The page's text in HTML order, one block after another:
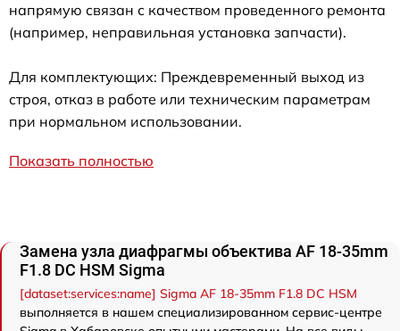
напрямую связан с качеством проведенного ремонта
(например, неправильная установка запчасти).
Для комплектующих: Преждевременный выход из
строя, отказ в работе или техническим параметрам
при нормальном использовании.
Показать полностью
Замена узла диафрагмы объектива AF 18-35mm
F1.8 DC HSM Sigma
[dataset:services:name] Sigma AF 18-35mm F1.8 DC HSM
выполняется в нашем специализированном сервис-центре